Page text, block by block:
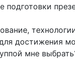
подготовки
достижения
мне